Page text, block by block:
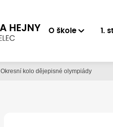
O škole 1.
Okresní kolo dějepisné olympiády